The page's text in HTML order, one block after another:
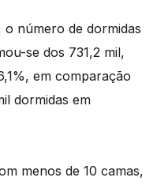
número de dormidas
se dos 731,2 mil,
em comparação
dormidas em
menos de 10 camas,